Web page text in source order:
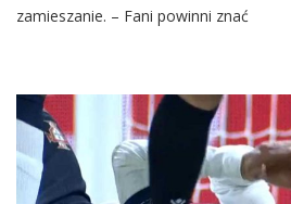
zamieszanie. – Fani powinni znać